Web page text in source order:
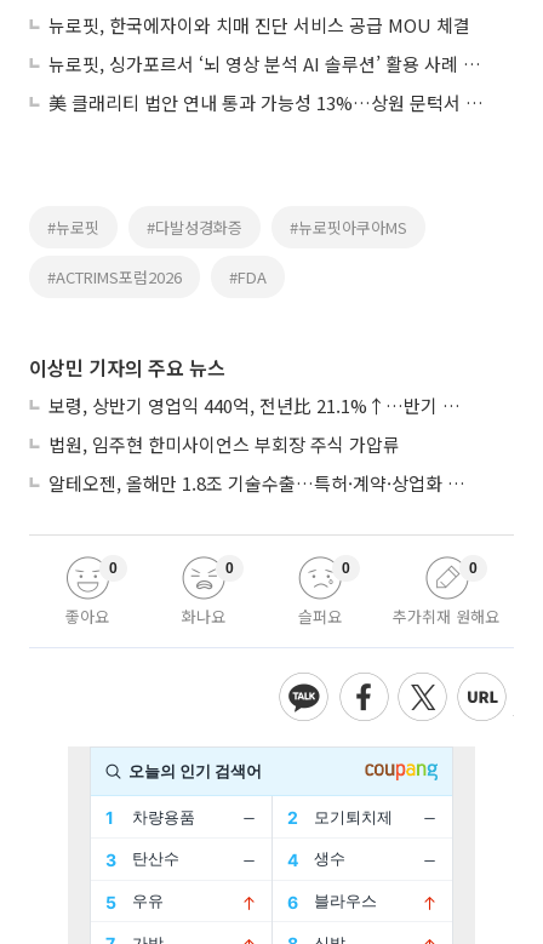
뉴로핏, 한국에자이와 치매 진단 서비스 공급 MOU 체결
뉴로핏, 싱가포르서 ‘뇌 영상 분석 AI 솔루션’ 활용 사례 공유
美 클래리티 법안 연내 통과 가능성 13%…상원 문턱서 제동
#뉴로핏 #다발성경화증 #뉴로핏아쿠아MS
#ACTRIMS포럼2026 #FDA
이상민 기자의 주요 뉴스
보령, 상반기 영업익 440억, 전년比 21.1%↑…반기 역대 최대
법원, 임주현 한미사이언스 부회장 주식 가압류
알테오젠, 올해만 1.8조 기술수출…특허·계약·상업화 ‘삼박자’
좋아요
0
화나요
0
슬퍼요
0
추가취재 원해요
0